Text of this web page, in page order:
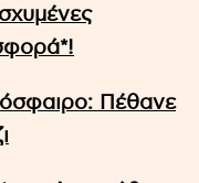
Πέθανε